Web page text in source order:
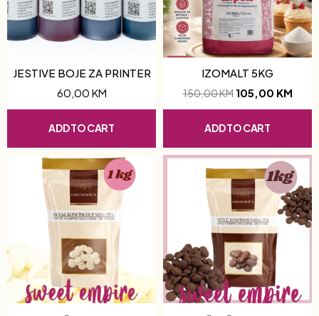
JESTIVE BOJE ZA PRINTER
60,00 KM
ADD TO CART
IZOMALT 5KG
150,00KM 105,00 KM
ADD TO CART